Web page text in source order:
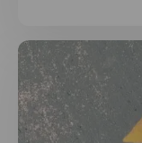
Lees meer over